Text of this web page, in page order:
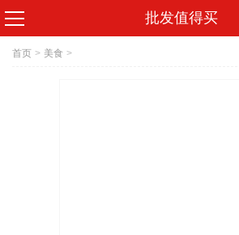
批发值得买
首页 > 美食 >